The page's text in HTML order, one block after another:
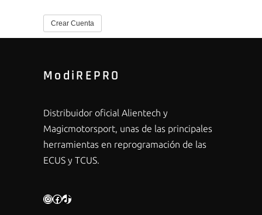
Crear Cuenta
ModiREPRO
Distribuidor oficial Alientech y
Magicmotorsport, unas de las principales
herramientas en reprogramación de las
ECUS y TCUS.
INSTAGRAM
FACEBOOK
TIKTOK